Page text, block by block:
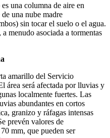
una columna de aire en
una nube madre
sin tocar el suelo o el agua.
menudo asociada a tormentas
amarillo del Servicio
será afectada por lluvias y
localmente fuertes. Las
abundantes en cortos
granizo y ráfagas intensas
prevén valores de
mm, que pueden ser